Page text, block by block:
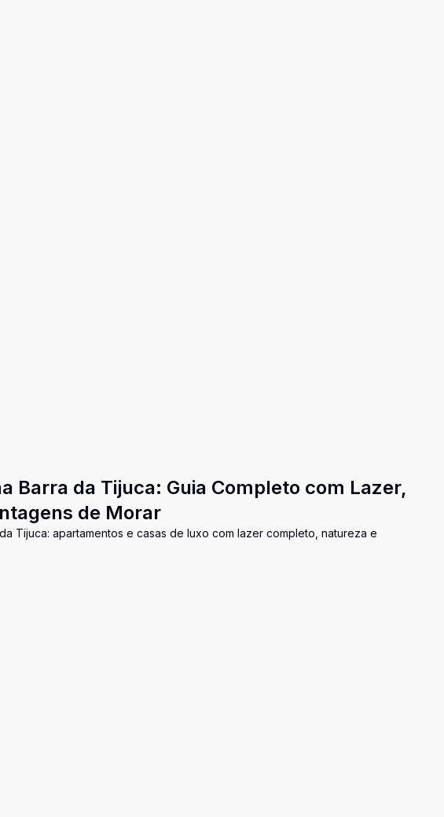
Barra da Tijuca: Guia Completo com Lazer,
de Morar
Tijuca: apartamentos e casas de luxo com lazer completo, natureza e